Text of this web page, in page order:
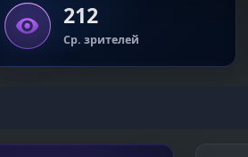
212
Ср. зрителей